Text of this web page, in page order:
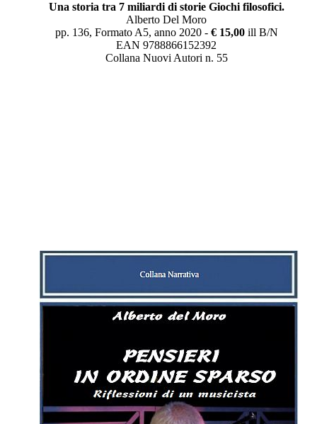
Una storia tra 7 miliardi di storie Giochi filosofici.
Alberto Del Moro
pp. 136, Formato A5, anno 2020 - € 15,00 ill B/N
EAN 9788866152392
Collana Nuovi Autori n. 55